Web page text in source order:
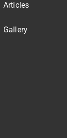
Articles
Gallery